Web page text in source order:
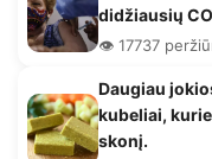
didžiausių
👁️ 17737
Daugiau
kubeliai,
skonį.